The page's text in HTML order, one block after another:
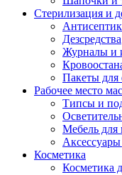
Стерилизация и
Дезсредства
Журналы и
Пакеты для
Рабочее место
Типсы и
Мебель для
Аксессуары
Косметика
Косметика